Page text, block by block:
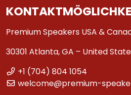
Premium Speakers USA &
30301 Atlanta, GA – United
+1 (704) 804 1054
welcome@premium-